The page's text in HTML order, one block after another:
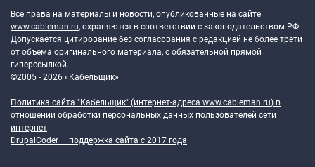
Все права на материалы и новости, опубликованные на сайте
www.cableman.ru, охраняются в соответствии с законодательством РФ.
Допускается цитирование без согласования с редакцией не более трети
от объема оригинального материала, с обязательной прямой
гиперссылкой.
©2005 - 2026 «Кабельщик»
Политика сайта "Кабельщик" (интернет-адреса www.cableman.ru) в
отношении обработки персональных данных пользователей сети
интернет
DrupalCoder — поддержка сайта c 2017 года